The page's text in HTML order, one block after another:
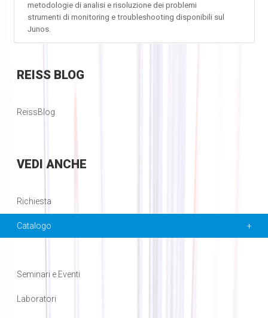
metodologie di analisi e risoluzione dei problemi
strumenti di monitoring e troubleshooting disponibili sul
Junos.
REISSBLOG
ReissBlog
VEDI ANCHE
Richiesta
Catalogo
Seminari e Eventi
Laboratori